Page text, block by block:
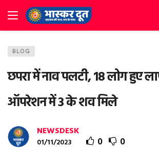
BLOG
छपरा में नाव पलटी, 18 लोग हुए
ऑपरेशन में 3 के शव मिले
NEWSDESK
01/11/2023 0 0